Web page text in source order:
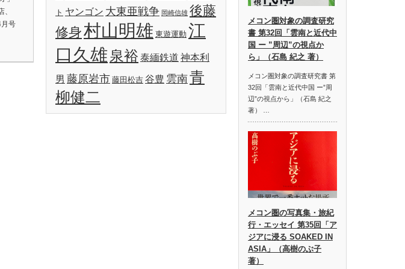
号
ト ヤンゴン 大東亜戦争 岡崎信雄 後藤
修身村山明雄 東遊運動 江
口久雄泉裕 泰緬鉄道 神本利
男 藤原岩市 藤田松吉 谷豊 雲南青
柳健二
メコン圏対象の調査研究
書 第32回「雲南と近代中
国 ー ”周辺”の視点か
ら」（石島 紀之 著）
メコン圏対象の調査研究書 第
32回「雲南と近代中国 ー”周
辺”の視点から」（石島 紀之
著） …
メコン圏の写真集・旅紀
行・エッセイ 第35回「ア
ジアに浸る SOAKED IN
ASIA」（高樹のぶ子
著）